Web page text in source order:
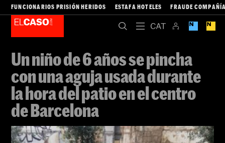
FUNCIONARIOS PRISIÓN HERIDOS ESTAFA HOTELES FRAUDE
Un niño de 6 años se pincha
con una aguja usada durante
la hora del patio en el centro
de Barcelona